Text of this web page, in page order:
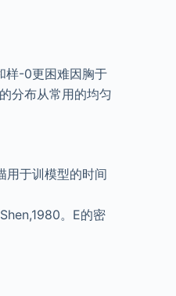
样-0更困难因胸于
分布从常用的均匀
用于训模型的时间
。E的密